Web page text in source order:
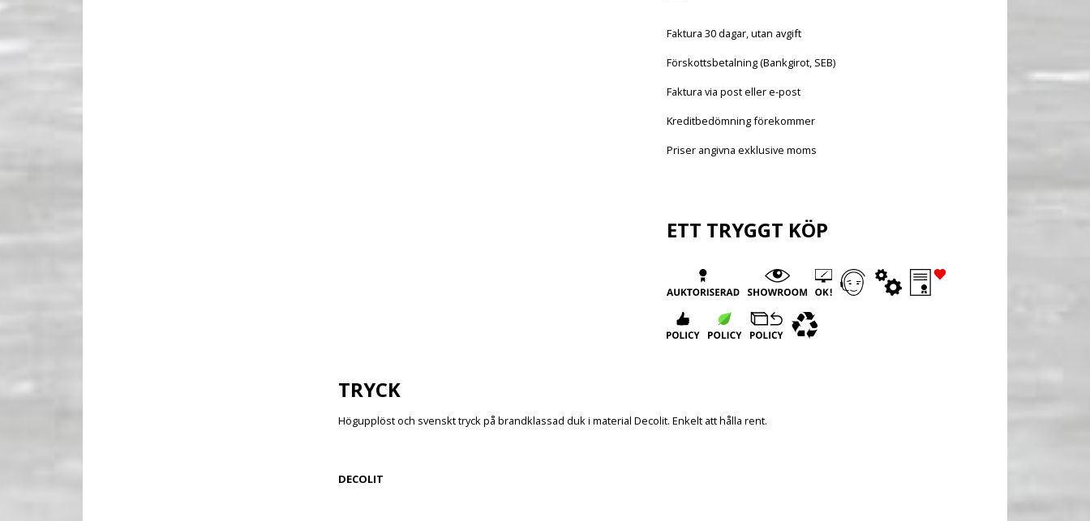
Faktura 30 dagar, utan avgift
Förskottsbetalning (Bankgirot, SEB)
Faktura via post eller e-post
Kreditbedömning förekommer
Priser angivna exklusive moms
ETT TRYGGT KÖP
TRYCK
Högupplöst och svenskt tryck på brandklassad duk i material Decolit. Enkelt att hålla rent.
DECOLIT